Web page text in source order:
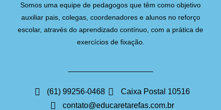
Somos uma equipe de pedagogos que têm como objetivo
auxiliar pais, colegas, coordenadores e alunos no reforço
escolar, através do aprendizado contínuo, com a prática de
exercícios de fixação.
(61) 99256-0468
Caixa Postal 10516
contato@educaretarefas.com.br